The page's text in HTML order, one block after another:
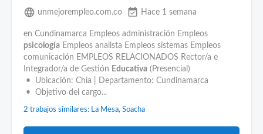
language unmejorempleo.com.co event_available Hace 1 semana
en Cundinamarca Empleos administración Empleos
psicología Empleos analista Empleos sistemas Empleos
comunicación EMPLEOS RELACIONADOS Rector/a e
Integrador/a de Gestión Educativa (Presencial)
• Ubicación: Chìa | Departamento: Cundinamarca
• Objetivo del cargo...
2 trabajos similares: La Mesa, Soacha